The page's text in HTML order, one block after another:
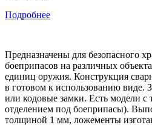
Подробнее
Предназначены для безопасного
боеприпасов на различных
единиц оружия. Конструкция
в готовом к использованию виде.
или кодовые замки. Есть модели с
отделением под боеприпасы).
толщиной 1 мм, ложементы